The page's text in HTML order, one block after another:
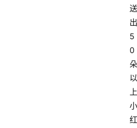
送
出
5
0
朵
以
上
小
红